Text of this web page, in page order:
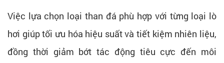
Việc lựa chọn loại than đá phù hợp với từng loại lò
hơi giúp tối ưu hóa hiệu suất và tiết kiệm nhiên liệu,
đồng thời giảm bớt tác động tiêu cực đến môi